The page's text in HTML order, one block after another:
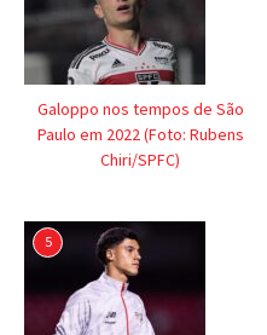
Galoppo nos tempos de São
Paulo em 2022 (Foto: Rubens
Chiri/SPFC)
5